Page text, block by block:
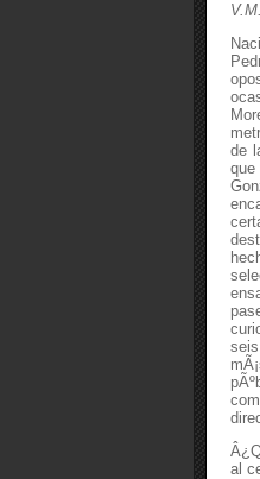
de
al